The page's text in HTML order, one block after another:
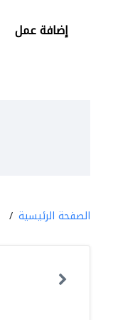
إضافة عمل
الصفحة الرئيسية